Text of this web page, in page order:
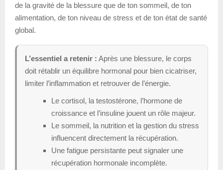
de la gravité de la blessure que de ton sommeil, de ton
alimentation, de ton niveau de stress et de ton état de santé
global.
L’essentiel a retenir : Après une blessure, le corps
doit rétablir un équilibre hormonal pour bien cicatriser,
limiter l’inflammation et retrouver de l’énergie.
Le cortisol, la testostérone, l’hormone de
croissance et l’insuline jouent un rôle majeur.
Le sommeil, la nutrition et la gestion du stress
influencent directement la récupération.
Une fatigue persistante peut signaler une
récupération hormonale incomplète.